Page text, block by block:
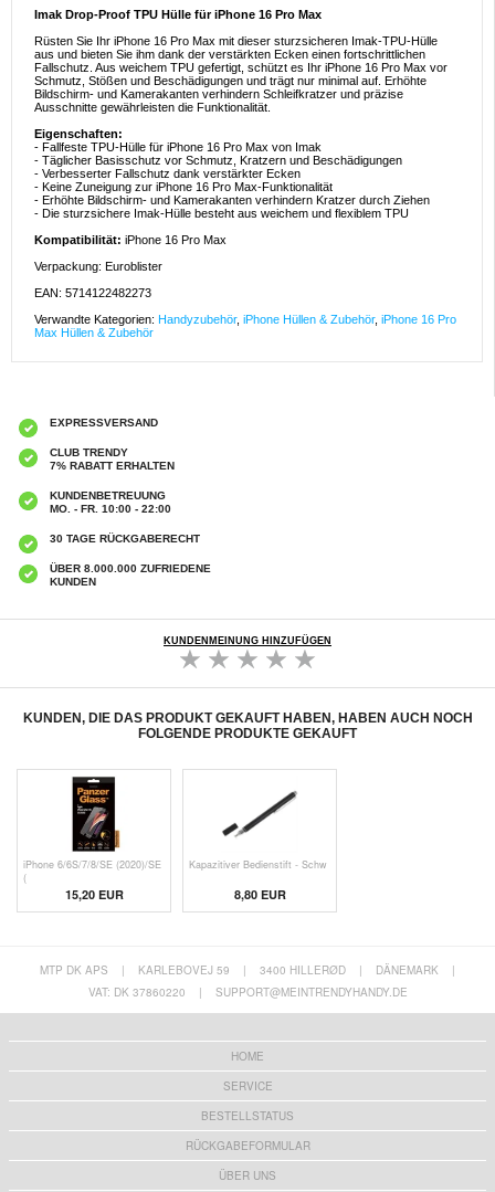
Imak Drop-Proof TPU Hülle für iPhone 16 Pro Max
Rüsten Sie Ihr iPhone 16 Pro Max mit dieser sturzsicheren Imak-TPU-Hülle
aus und bieten Sie ihm dank der verstärkten Ecken einen fortschrittlichen
Fallschutz. Aus weichem TPU gefertigt, schützt es Ihr iPhone 16 Pro Max vor
Schmutz, Stößen und Beschädigungen und trägt nur minimal auf. Erhöhte
Bildschirm- und Kamerakanten verhindern Schleifkratzer und präzise
Ausschnitte gewährleisten die Funktionalität.
Eigenschaften:
- Fallfeste TPU-Hülle für iPhone 16 Pro Max von Imak
- Täglicher Basisschutz vor Schmutz, Kratzern und Beschädigungen
- Verbesserter Fallschutz dank verstärkter Ecken
- Keine Zuneigung zur iPhone 16 Pro Max-Funktionalität
- Erhöhte Bildschirm- und Kamerakanten verhindern Kratzer durch Ziehen
- Die sturzsichere Imak-Hülle besteht aus weichem und flexiblem TPU
Kompatibilität: iPhone 16 Pro Max
Verpackung: Euroblister
EAN: 5714122482273
Verwandte Kategorien: Handyzubehör, iPhone Hüllen & Zubehör, iPhone 16 Pro
Max Hüllen & Zubehör
EXPRESSVERSAND
CLUB TRENDY
7% RABATT ERHALTEN
KUNDENBETREUUNG
MO. - FR. 10:00 - 22:00
30 TAGE RÜCKGABERECHT
ÜBER 8.000.000 ZUFRIEDENE
KUNDEN
KUNDENMEINUNG HINZUFÜGEN
KUNDEN, DIE DAS PRODUKT GEKAUFT HABEN, HABEN AUCH NOCH
FOLGENDE PRODUKTE GEKAUFT
iPhone 6/6S/7/8/SE (2020)/SE
(
15,20 EUR
Kapazitiver Bedienstift - Schw
8,80 EUR
MTP DK APS | KARLEBOVEJ 59 | 3400 HILLERØD | DÄNEMARK
|
VAT: DK 37860220
| SUPPORT@MEINTRENDYHANDY.DE
HOME
SERVICE
BESTELLSTATUS
RÜCKGABEFORMULAR
ÜBER UNS